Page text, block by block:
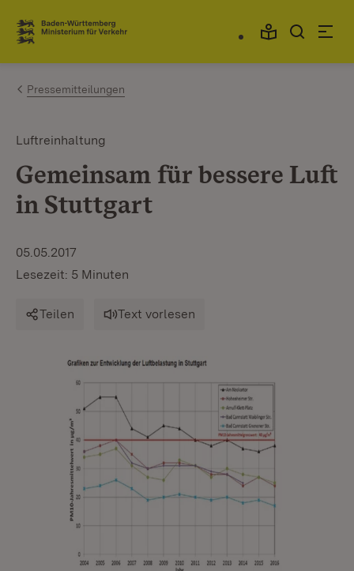
Zum Inhalt springen
Link zur Startseite
Pressemitteilungen
Luftreinhaltung
Gemeinsam für bessere Luft
in Stuttgart
05.05.2017
Lesezeit: 5 Minuten
Teilen Text vorlesen